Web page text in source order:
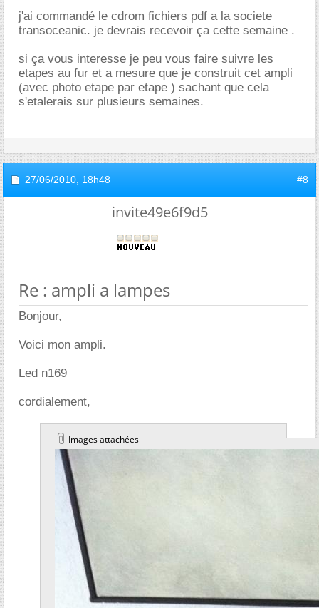
j'ai commandé le cdrom fichiers pdf a la societe
transoceanic. je devrais recevoir ça cette semaine .
si ça vous interesse je peu vous faire suivre les
etapes au fur et a mesure que je construit cet ampli
(avec photo etape par etape ) sachant que cela
s'etalerais sur plusieurs semaines.
27/06/2010, 18h48 #8
invite49e6f9d5
Re : ampli a lampes
Bonjour,
Voici mon ampli.
Led n169
cordialement,
Images attachées